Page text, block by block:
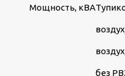
Мощность, кВА
без